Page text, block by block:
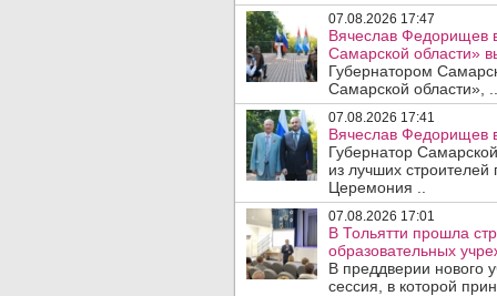
07.08.2026 17:47
Вячеслав Федорищев
Самарской области»
Губернатором
Самарской области», ..
07.08.2026 17:41
Вячеслав Федорищев
Губернатор
из лучших
Церемония ..
07.08.2026 17:01
В Тольятти прошла
образовательных
В преддверии нового
сессия, в которой